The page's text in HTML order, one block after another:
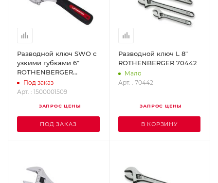
Разводной ключ SWO с
узкими губками 6"
ROTHENBERGER
1500001509
Под заказ
Арт. : 1500001509
ЗАПРОС ЦЕНЫ
ПОД ЗАКАЗ
Разводной ключ L 8"
ROTHENBERGER 70442
Мало
Арт. : 70442
ЗАПРОС ЦЕНЫ
В КОРЗИНУ